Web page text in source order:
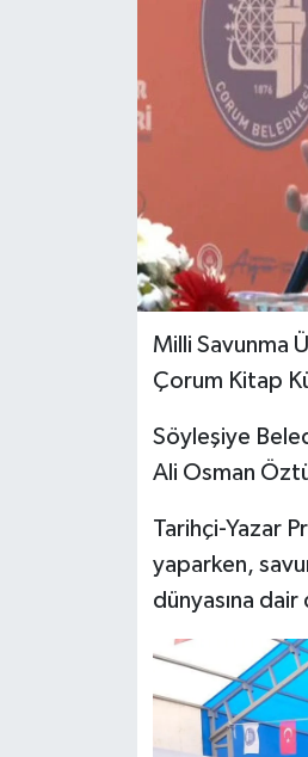
Milli Savunma
Çorum Kitap
Söyleşiye
Ali Osman
Tarihçi-Yazar
yaparken,
dünyasına
OTOPARK